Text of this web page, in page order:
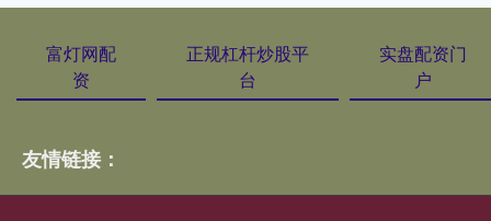
富灯网配
资
正规杠杆炒股平
台
实盘配资门
户
友情链接：